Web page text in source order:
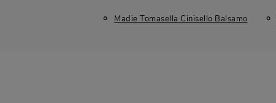
Madie Tomasella Cinisello Balsamo